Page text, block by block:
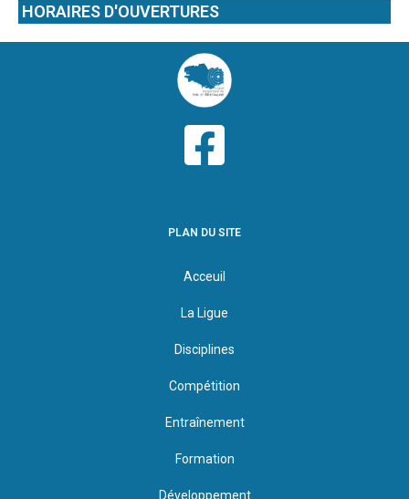
HORAIRES D'OUVERTURES
PLAN DU SITE
Acceuil
La Ligue
Disciplines
Compétition
Entraînement
Formation
Développement